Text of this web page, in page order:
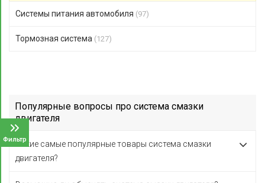
Фильтр
Системы питания автомобиля (97)
Тормозная система (127)
Популярные вопросы про система смазки
двигателя
Какие самые популярные товары система смазки
двигателя?